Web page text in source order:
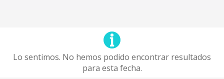
Lo sentimos. No hemos podido encontrar resultados
para esta fecha.